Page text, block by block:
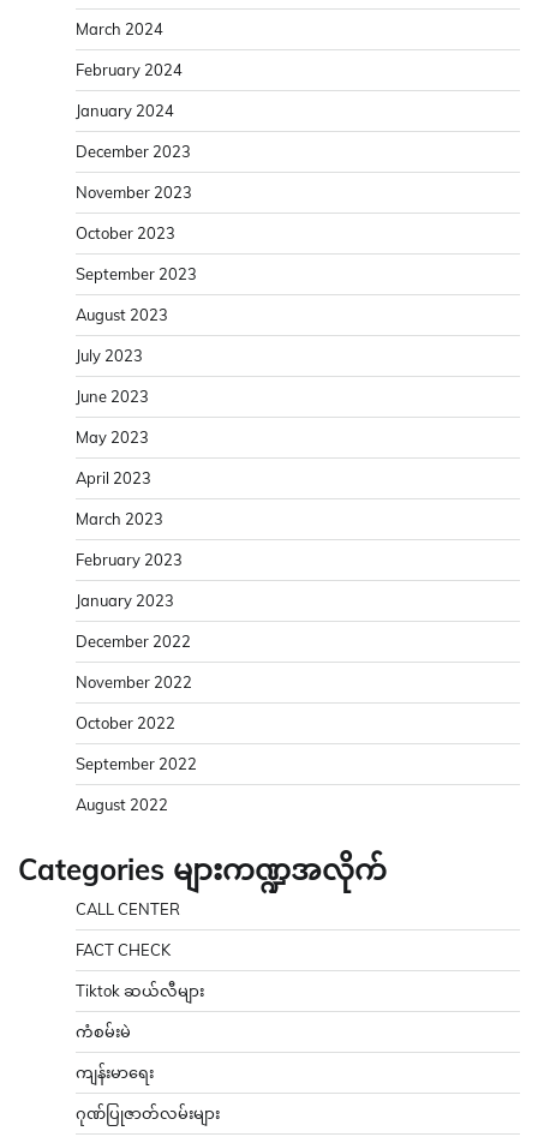
March 2024
February 2024
January 2024
December 2023
November 2023
October 2023
September 2023
August 2023
July 2023
June 2023
May 2023
April 2023
March 2023
February 2023
January 2023
December 2022
November 2022
October 2022
September 2022
August 2022
Categories များကဏ္ဍအလိုက်
CALL CENTER
FACT CHECK
Tiktok ဆယ်လီများ
ကံစမ်းမဲ
ကျန်းမာရေး
ဂုဏ်ပြုဇာတ်လမ်းများ